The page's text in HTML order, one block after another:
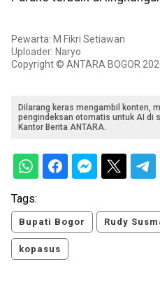
Pewarta: M Fikri Setiawan
Uploader: Naryo
Copyright © ANTARA BOGOR
Dilarang keras mengambil konten,
pengindeksan otomatis untuk AI di
Kantor Berita ANTARA.
Tags:
Bupati Bogor Rudy
kopasus